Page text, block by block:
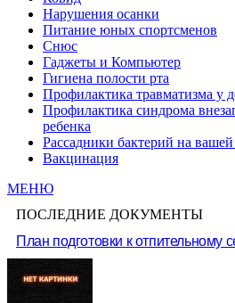
Нарушения осанки
Питание юных спортсменов
Снюс
Гаджеты и Компьютер
Гигиена полости рта
Профилактика травматизма у
Профилактика синдрома
ребенка
Рассадники бактерий на
Вакцинация
МЕНЮ
ПОСЛЕДНИЕ ДОКУМЕНТЫ
План подготовки к отпительному